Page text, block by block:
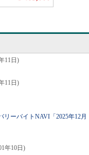
11日)
11日)
ーバイトNAVI「2025年12月
年10日)